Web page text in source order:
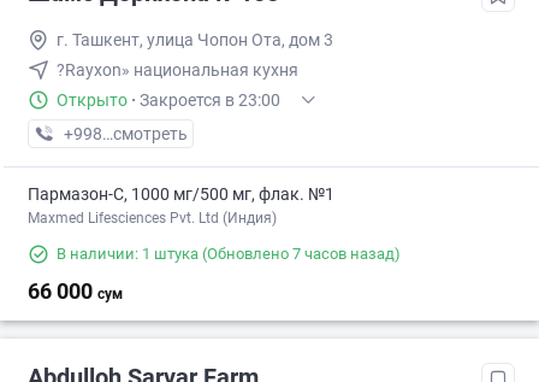
г. Ташкент, улица Чопон Ота, дом 3
?Rayxon» национальная кухня
Открыто · Закроется в 23:00
+998 (79) XXX-XX-XX
смотреть
Пармазон-С, 1000 мг/500 мг, флак. №1
Maxmed Lifesciences Pvt. Ltd (Индия)
В наличии: 1 штука (Обновлено 7 часов назад)
66 000 сум